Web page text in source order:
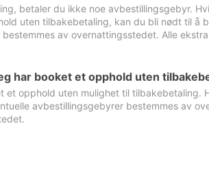
betaler du ikke noe avbestillingsgebyr.
uten tilbakebetaling, kan du bli nødt til å
av overnattingsstedet. Alle
har booket et opphold uten
et opphold uten mulighet til tilbakebetaling.
avbestillingsgebyrer bestemmes av